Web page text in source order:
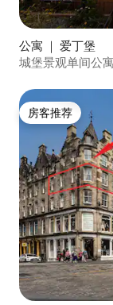
公寓 ｜ 爱丁堡
城堡景观单间公寓
房客推荐
房客推荐